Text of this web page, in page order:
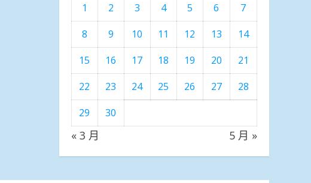
1 2 3 4 5 6
7
8
9 10 11 12 13
14
15
16 17 18 19 20
21
22
23 24 25 26 27
28
29
30
« 3 月 5 月 »